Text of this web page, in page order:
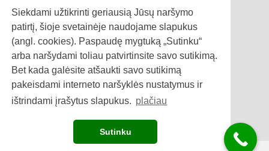
Siekdami užtikrinti geriausią Jūsų naršymo
patirtį, šioje svetainėje naudojame slapukus
(angl. cookies). Paspaudę mygtuką „Sutinku“
arba naršydami toliau patvirtinsite savo sutikimą.
Bet kada galėsite atšaukti savo sutikimą
pakeisdami interneto naršyklės nustatymus ir
ištrindami įrašytus slapukus. plačiau
Sutinku
Privatumo politika
Slapukų politika